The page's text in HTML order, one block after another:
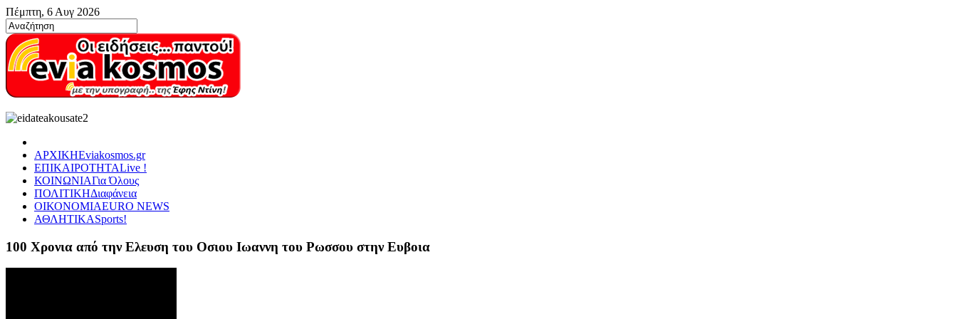
Πέμπτη, 6 Αυγ 2026
ΑΡΧΙΚΗEviakosmos.gr
ΕΠΙΚΑΙΡΟΤΗΤΑLive !
ΚΟΙΝΩΝΙΑΓια Όλους
ΠΟΛΙΤΙΚΗΔιαφάνεια
ΟΙΚΟΝΟΜΙΑEURO NEWS
ΑΘΛΗΤΙΚΑSports!
100 Χρονια από την Ελευση του Οσιου Ιωαννη του Ρωσσου στην Ευβοια